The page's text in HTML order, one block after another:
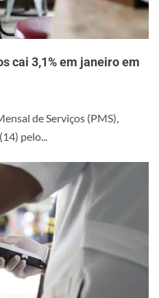
cai 3,1% em janeiro em
de Serviços (PMS),
pelo...